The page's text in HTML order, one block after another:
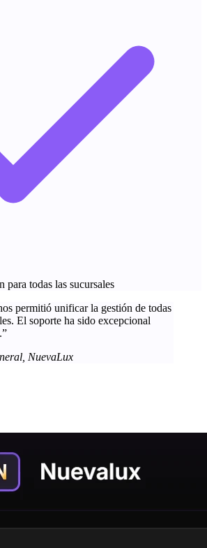
para todas las sucursales
permitió unificar la gestión de todas
El soporte ha sido excepcional
NuevaLux